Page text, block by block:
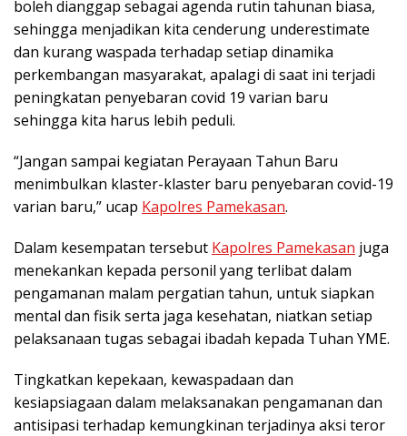
boleh dianggap sebagai agenda rutin tahunan biasa,
sehingga menjadikan kita cenderung underestimate
dan kurang waspada terhadap setiap dinamika
perkembangan masyarakat, apalagi di saat ini terjadi
peningkatan penyebaran covid 19 varian baru
sehingga kita harus lebih peduli.
“Jangan sampai kegiatan Perayaan Tahun Baru
menimbulkan klaster-klaster baru penyebaran covid-19
varian baru,” ucap Kapolres Pamekasan.
Dalam kesempatan tersebut Kapolres Pamekasan juga
menekankan kepada personil yang terlibat dalam
pengamanan malam pergatian tahun, untuk siapkan
mental dan fisik serta jaga kesehatan, niatkan setiap
pelaksanaan tugas sebagai ibadah kepada Tuhan YME.
Tingkatkan kepekaan, kewaspadaan dan
kesiapsiagaan dalam melaksanakan pengamanan dan
antisipasi terhadap kemungkinan terjadinya aksi teror